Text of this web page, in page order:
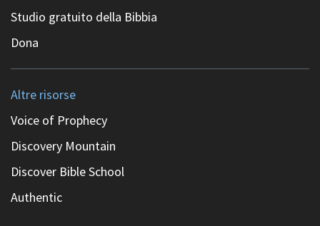
Studio gratuito della Bibbia
Dona
Altre risorse
Voice of Prophecy
Discovery Mountain
Discover Bible School
Authentic